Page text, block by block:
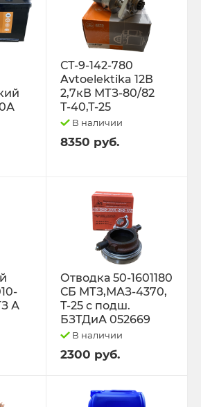
СТ-9-142-780
Avtoelektika 12В
2,7кВ МТЗ-80/82
Т-40,Т-25
В наличии
8350 руб.
А
Отводка 50-1601180
СБ МТЗ,МАЗ-4370,
Т-25 с подш.
БЗТДиА 052669
В наличии
2300 руб.
55/60 (Д-144)
,КЛАП. ПАРА,
ПЭА-1 ТО-49,702,